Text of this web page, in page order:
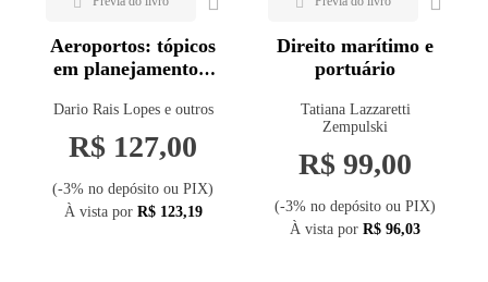
Aeroportos: tópicos
em planejamento e
Dario Rais Lopes e outros
R$ 127,00
(-3% no depósito ou PIX)
À vista por R$ 123,19
Direito marítimo e
portuário
Tatiana Lazzaretti
Zempulski
R$ 99,00
(-3% no depósito ou PIX)
À vista por R$ 96,03